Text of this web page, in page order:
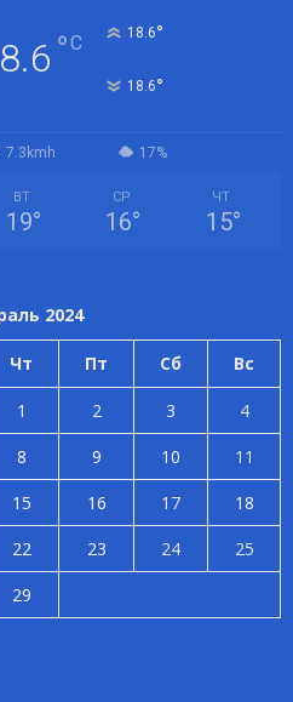
°C 18.6°
18.6°
7.3kmh 17%
ВТ
19°
СР
16°
ЧТ
15°
2024
Чт Пт Сб Вс
1 2 3
4
8 9 10
11
15 16 17
18
22 23 24
25
29